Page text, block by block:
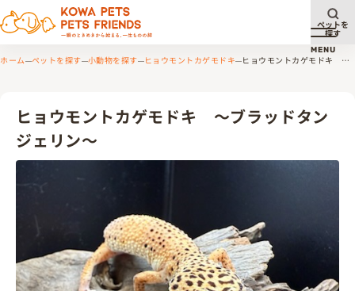
メニ
MENU
ペットを
探す
ホーム ペットを探す 小動物を探す ヒョウモントカゲモドキ
ヒョウモントカゲモドキ ～
ヒョウモントカゲモドキ ～ブラッドタン
ジェリン～